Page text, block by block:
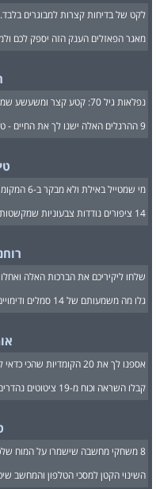
לקט של בדיחות קצרות למבוגרים
מאגר הפאזלים הענק הזה יספק לכם
נפלאות גיל 70: קטע קצר ומשעשע שמוכיח שלכל גיל יש יתרונות!
9 ההרגלים האלה ישנו לך את החיים - טיפ מספר 5 מומלץ בחום!
מי שמטייל באילת ולא מבקר ב-6 המקומות הנהדרים האלה - מפספס!
14 ציפורים נודדות צבעוניות שמקשטות את שמי הארץ בימי האביב
שלחו ליקיריכם את הברכות האלה
גלו מה משמעותם של 14 סמלים ודימויים שמופיעים בחלומות שלכם
אספנו לך את 20 הקומדיות שהכי כדאי לראות עכשיו בנטפליקס!
קבלו השראה וכוח מ-19 ציטוטים נהדרים משירים ישראלים אהובים
8 משחקי מחשבה שישמרו על המוח שלכם חד ויתנו לכם רגע של שקט
השינוי הקטן למסכי הטלפון והמחשב